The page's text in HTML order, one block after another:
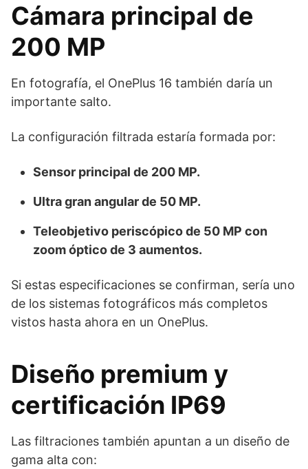
Cámara principal de
200 MP
En fotografía, el OnePlus 16 también daría un
importante salto.
La configuración filtrada estaría formada por:
Sensor principal de 200 MP.
Ultra gran angular de 50 MP.
Teleobjetivo periscópico de 50 MP con
zoom óptico de 3 aumentos.
Si estas especificaciones se confirman, sería uno
de los sistemas fotográficos más completos
vistos hasta ahora en un OnePlus.
Diseño premium y
certificación IP69
Las filtraciones también apuntan a un diseño de
gama alta con: